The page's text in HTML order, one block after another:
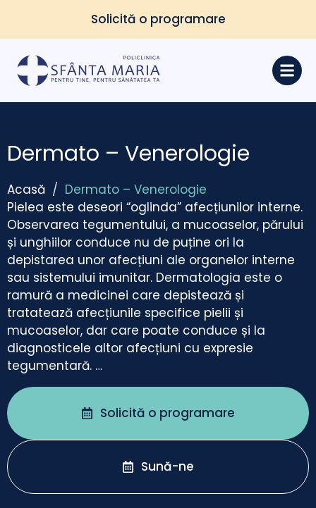
Solicită o programare
Acasă / Dermato – Venerologie
Dermato – Venerologie
Pielea este deseori “oglinda” afecțiunilor interne.
Observarea tegumentului, a mucoaselor, părului
și unghiilor conduce nu de puține ori la
depistarea unor afecțiuni ale organelor interne
sau sistemului imunitar. Dermatologia este o
ramură a medicinei care depistează și
tratatează afecțiunile specifice pielii și
mucoaselor, dar care poate conduce și la
diagnosticele altor afecțiuni cu expresie
tegumentară. …
Solicită o programare
Sună-ne